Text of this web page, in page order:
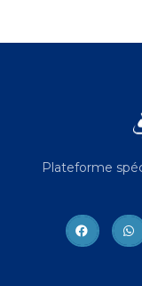
Plateforme